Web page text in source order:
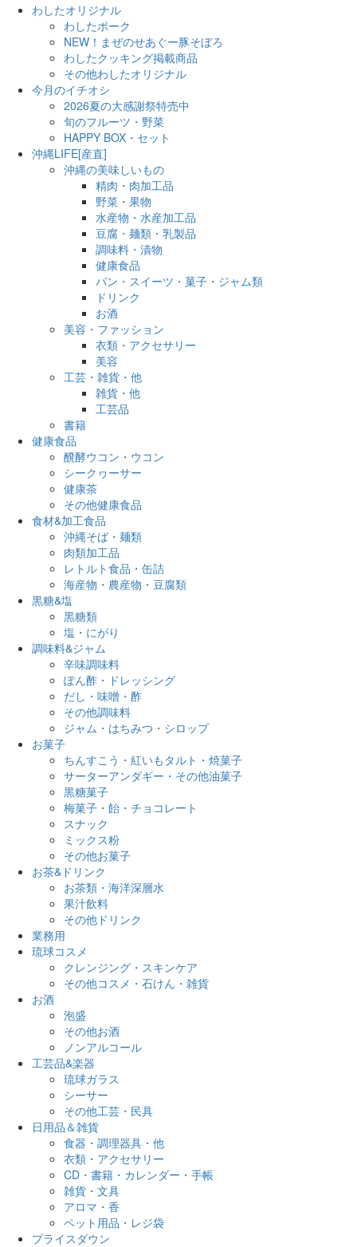
わしたオリジナル
わしたポーク
NEW！まぜのせあぐー豚そぼろ
わしたクッキング掲載商品
その他わしたオリジナル
今月のイチオシ
2026夏の大感謝祭特売中
旬のフルーツ・野菜
HAPPY BOX・セット
沖縄LIFE[産直]
沖縄の美味しいもの
精肉・肉加工品
野菜・果物
水産物・水産加工品
豆腐・麺類・乳製品
調味料・漬物
健康食品
パン・スイーツ・菓子・ジャム類
ドリンク
お酒
美容・ファッション
衣類・アクセサリー
美容
工芸・雑貨・他
雑貨・他
工芸品
書籍
健康食品
醗酵ウコン・ウコン
シークヮーサー
健康茶
その他健康食品
食材&加工食品
沖縄そば・麺類
肉類加工品
レトルト食品・缶詰
海産物・農産物・豆腐類
黒糖&塩
黒糖類
塩・にがり
調味料&ジャム
辛味調味料
ぽん酢・ドレッシング
だし・味噌・酢
その他調味料
ジャム・はちみつ・シロップ
お菓子
ちんすこう・紅いもタルト・焼菓子
サーターアンダギー・その他油菓子
黒糖菓子
梅菓子・飴・チョコレート
スナック
ミックス粉
その他お菓子
お茶&ドリンク
お茶類・海洋深層水
果汁飲料
その他ドリンク
業務用
琉球コスメ
クレンジング・スキンケア
その他コスメ・石けん・雑貨
お酒
泡盛
その他お酒
ノンアルコール
工芸品&楽器
琉球ガラス
シーサー
その他工芸・民具
日用品＆雑貨
食器・調理器具・他
衣類・アクセサリー
CD・書籍・カレンダー・手帳
雑貨・文具
アロマ・香
ペット用品・レジ袋
プライスダウン